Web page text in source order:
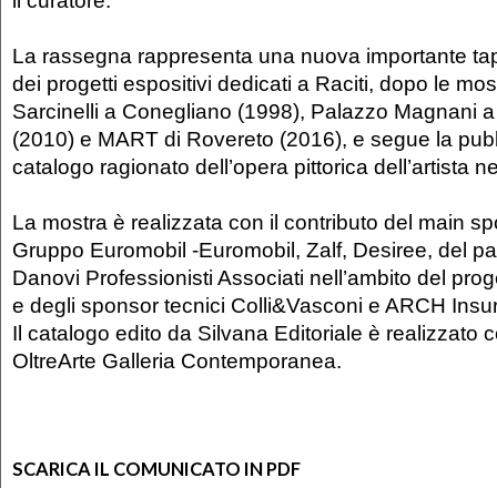
La rassegna rappresenta una nuova importante
dei progetti espositivi dedicati a Raciti, dopo le
Sarcinelli a Conegliano (1998), Palazzo Magnani
(2010) e MART di Rovereto (2016), e segue la
catalogo ragionato dell’opera pittorica dell’artista
La mostra è realizzata con il contributo del main
Gruppo Euromobil -Euromobil, Zalf, Desiree, del
Danovi Professionisti Associati nell’ambito del
e degli sponsor tecnici Colli&Vasconi e ARCH
Il catalogo edito da Silvana Editoriale è realizzato
OltreArte Galleria Contemporanea.
SCARICA IL COMUNICATO IN PDF